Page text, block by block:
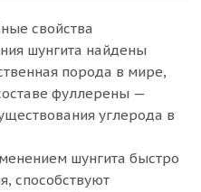
свойства
шунгита найдены
порода в мире,
фуллерены —
углерода в
шунгита быстро
способствуют